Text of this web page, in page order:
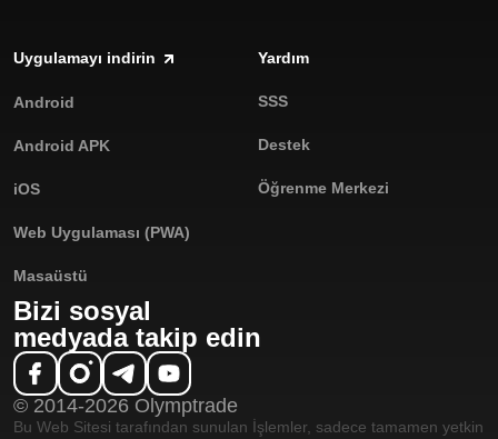
Uygulamayı indirin
Android
Android APK
iOS
Web Uygulaması (PWA)
Masaüstü
Yardım
SSS
Destek
Öğrenme Merkezi
Bizi sosyal
medyada takip edin
© 2014-2026 Olymptrade
Bu Web Sitesi tarafından sunulan İşlemler, sadece tamamen yetkin